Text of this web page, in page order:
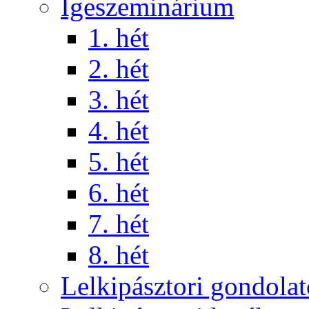
Igeszeminárium
1. hét
2. hét
3. hét
4. hét
5. hét
6. hét
7. hét
8. hét
Lelkipásztori